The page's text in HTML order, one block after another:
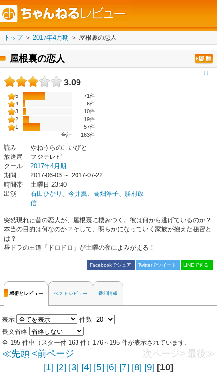
トップ＞ 2017年4月期 ＞ 屋根裏の恋人
屋根裏の恋人
↓↓
3.09
5
71件
4
6件
3
10件
2
19件
1
57件
合計
163件
読み
やねうらのこいびと
放送局
フジテレビ
クール
2017年4月期
期間
2017-06-03 ～ 2017-07-22
時間帯
土曜日 23:40
出演
石田ひかり 、 今井翼、 高畑淳子、 勝村政
信...
突然現れた昔の恋人が、屋根裏に棲みつく。彼は何から逃げているのか？
本当の目的は何なのか？そして、明らかになっていく家族が抱えた秘密と
は？
昼ドラの王道「ドロドロ」が土曜の夜によみがえる！
Facebookでシェア Twitterでツイート LINEで送る
感想とレビュー ベストレビュー 番組情報
表示
件数
長文省略
全 195 件中（スター付 163 件）176～195 件が表示されています。
≪先頭 <前ページ 次ページ> 最後≫
[1] [2] [3] [4] [5] [6] [7] [8] [9] [10]